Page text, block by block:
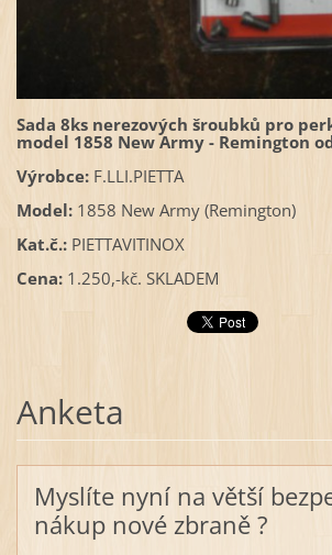
Sada 8ks nerezových šroubků pro
model 1858 New Army - Remington
Výrobce:F.LLI.PIETTA
Model:1858 New Army (Remington)
Kat.č.:PIETTAVITINOX
Cena: 1.250,-kč. SKLADEM
Anketa
Myslíte nyní na větší
nákup nové zbraně ?